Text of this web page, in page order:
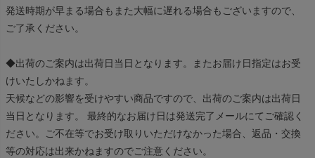
発送時期が早まる場合もまた大幅に遅れる場合もございますので、
ご了承ください。
◆出荷のご案内は出荷日当日となります。またお届け日指定はお受
けいたしかねます。
天候などの影響を受けやすい商品ですので、出荷のご案内は出荷日
当日となります。 最終的なお届け日は発送完了メールにてご確認く
ださい。ご不在等でお受け取りいただけなかった場合、返品・交換
等の対応は出来かねますのでご注意ください。